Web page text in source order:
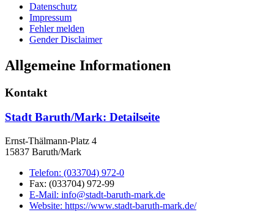
Datenschutz
Impressum
Fehler melden
Gender Disclaimer
Allgemeine Informationen
Kontakt
Stadt Baruth/Mark: Detailseite
Ernst-Thälmann-Platz 4
15837 Baruth/Mark
Telefon: (033704) 972-0
Fax: (033704) 972-99
E-Mail: info@stadt-baruth-mark.de
Website: https://www.stadt-baruth-mark.de/